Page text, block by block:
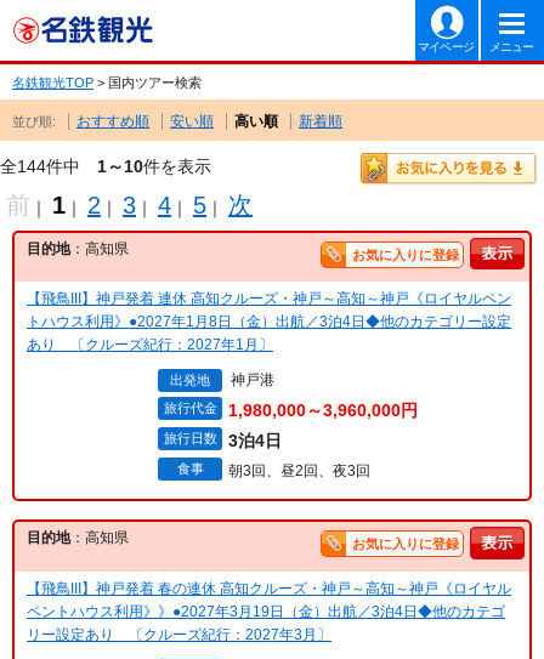
マイページ メニュー
名鉄観光TOP > 国内ツアー検索
並び順: おすすめ順 安い順 高い順 新着順
全144件中 1～10件を表示
前 ｜ 1 ｜ 2 ｜ 3 ｜ 4 ｜ 5 ｜ 次
目的地：高知県 お気に入りに登録
【飛鳥III】神戸発着 連休 高知クルーズ・神戸～高知～神戸《ロイヤルペン
トハウス利用》●2027年1月8日（金）出航／3泊4日◆他のカテゴリー設定
あり 〔クルーズ紀行：2027年1月〕
出発地 神戸港
旅行代金 1,980,000～3,960,000円
旅行日数 3泊4日
食事 朝3回、昼2回、夜3回
目的地：高知県 お気に入りに登録
【飛鳥III】神戸発着 春の連休 高知クルーズ・神戸～高知～神戸《ロイヤル
ペントハウス利用》》●2027年3月19日（金）出航／3泊4日◆他のカテゴ
リー設定あり 〔クルーズ紀行：2027年3月〕